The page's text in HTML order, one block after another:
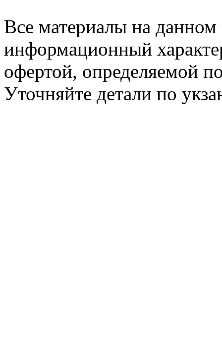
Все материалы на данном
информационный
офертой, определяемой
Уточняйте детали по